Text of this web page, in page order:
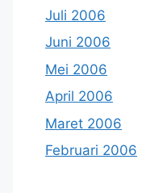
Juli 2006
Juni 2006
Mei 2006
April 2006
Maret 2006
Februari 2006